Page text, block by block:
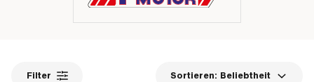
Filter Sortieren: Beliebtheit